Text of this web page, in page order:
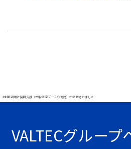
#北國新聞に復興支援（木製個室ブースの寄贈）が掲載されました
VALTECグルー